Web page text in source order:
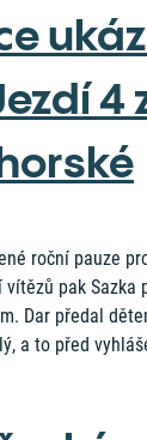
4
roční pauze
pak Sazka
Dar předal
a to před